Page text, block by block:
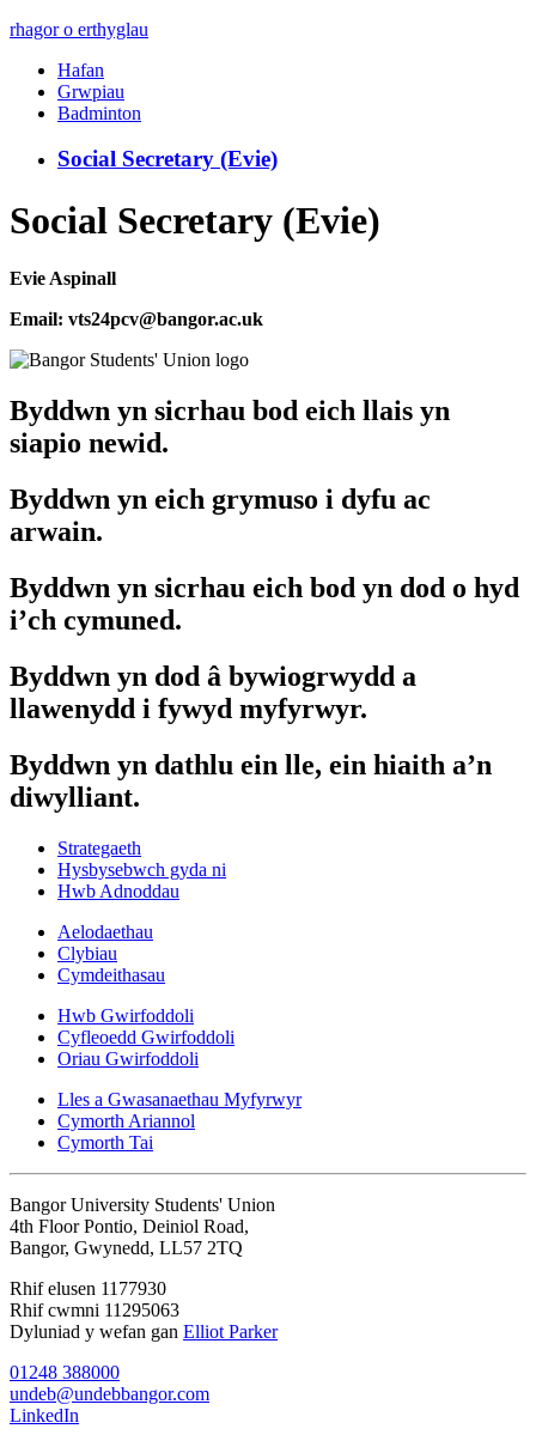
rhagor o erthyglau
Hafan
Grwpiau
Badminton
Social Secretary (Evie)
Social Secretary (Evie)
Evie Aspinall
Email: vts24pcv@bangor.ac.uk
Byddwn yn sicrhau bod eich llais yn
siapio newid.
Byddwn yn eich grymuso i dyfu ac
arwain.
Byddwn yn sicrhau eich bod yn dod o hyd
i’ch cymuned.
Byddwn yn dod â bywiogrwydd a
llawenydd i fywyd myfyrwyr.
Byddwn yn dathlu ein lle, ein hiaith a’n
diwylliant.
Strategaeth
Hysbysebwch gyda ni
Hwb Adnoddau
Aelodaethau
Clybiau
Cymdeithasau
Hwb Gwirfoddoli
Cyfleoedd Gwirfoddoli
Oriau Gwirfoddoli
Lles a Gwasanaethau Myfyrwyr
Cymorth Ariannol
Cymorth Tai
Bangor University Students' Union
4th Floor Pontio, Deiniol Road,
Bangor, Gwynedd, LL57 2TQ
Rhif elusen 1177930
Rhif cwmni 11295063
Dyluniad y wefan gan Elliot Parker
01248 388000
undeb@undebbangor.com
LinkedIn